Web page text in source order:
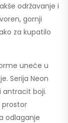
održavanje i
gornji
za kupatilo
uneće u
Serija Neon
antracit boji.
prostor
odlaganje